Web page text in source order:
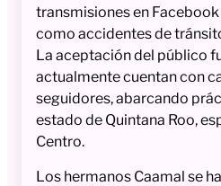
transmisiones en
como accidentes de
La aceptación del público
actualmente cuentan con
seguidores, abarcando
estado de Quintana Roo,
Centro.
Los hermanos Caamal se